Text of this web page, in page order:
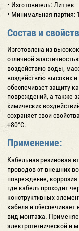
• Изготовитель: Литтек
• Минимальная партия:
Состав и
Изготовлена из
отличной
воздействию воды,
воздействию высоких и
обеспечивает защиту
повреждений, а также
химических
сохраняет свои
+80°C.
Применение:
Кабельная резиновая
проводов от внешних
повреждение, коррозия
где кабель проходит
конструктивных
кабеля и обеспечивает
вид монтажа.
электротехнической и